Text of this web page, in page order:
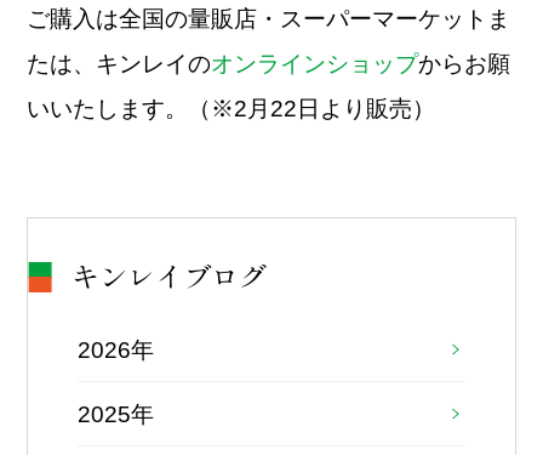
ご購入は全国の量販店・スーパーマーケットま
たは、キンレイのオンラインショップからお願
いいたします。（※2月22日より販売）
キンレイブログ
2026年
2025年